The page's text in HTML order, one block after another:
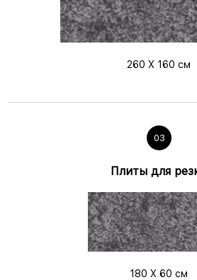
260 X 160 см
03
Плиты для
180 X 60 см